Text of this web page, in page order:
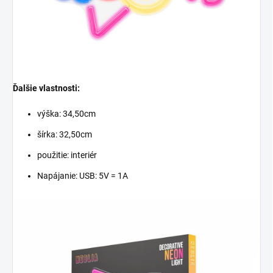
Ďalšie vlastnosti:
výška: 34,50cm
šírka: 32,50cm
použitie: interiér
Napájanie: USB: 5V = 1A